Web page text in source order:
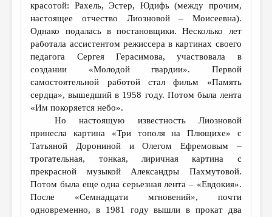
красотой: Рахель, Эстер, Юдифь (между прочим,
настоящее отчество Лиозновой – Моисеевна).
Однако подалась в постановщики. Несколько лет
работала ассистентом режиссера в картинах своего
педагога Сергея Герасимова, участвовала в
создании «Молодой гвардии». Первой
самостоятельной работой стал фильм «Память
сердца», вышедший в 1958 году. Потом была лента
«Им покоряется небо».
Но настоящую известность Лиозновой
принесла картина «Три тополя на Плющихе» с
Татьяной Дорониной и Олегом Ефремовым –
трогательная, тонкая, лиричная картина с
прекрасной музыкой Александры Пахмутовой.
Потом была еще одна серьезная лента – «Евдокия».
После «Семнадцати мгновений», почти
одновременно, в 1981 году вышли в прокат два